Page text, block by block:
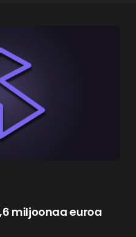
miljoonaa euroa